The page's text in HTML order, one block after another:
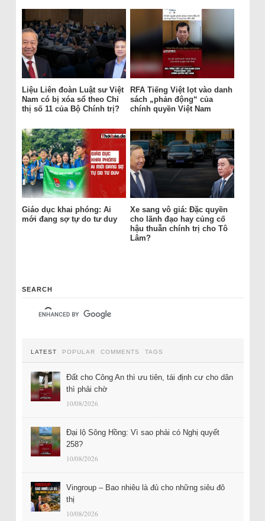
Liệu Liên đoàn Luật sư Việt
Nam có bị xóa sổ theo Chỉ
thị số 11 của Bộ Chính trị?
RFA Tiếng Việt lọt vào danh
sách „phản động“ của
chính quyền Việt Nam
Giáo dục khai phóng: Ai
mới đang sợ tự do tư duy
Xe sang vô giá: Đặc quyền
cho lãnh đạo hay củng cố
hậu thuẫn chính trị cho Tô
Lâm?
SEARCH
LATEST POPULAR COMMENTS TAGS
Đất cho Công An thì ưu tiên, tái định cư cho dân
thì phải chờ
10/08/2026
Đại lộ Sông Hồng: Vì sao phải có Nghị quyết
258?
10/08/2026
Vingroup – Bao nhiêu là đủ cho những siêu đô
thị
10/08/2026